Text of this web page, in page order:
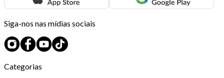
Siga-nos nas mídias sociais
Categorias